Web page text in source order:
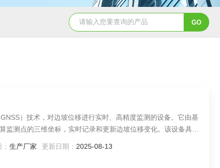
TH-LD1雷电预警监测站 TH-GS6管式土
）技术，对边坡位移进行实时、高精度监测的设备。它由基
监测点的三维坐标，实时记录和更新边坡位移变化。该设备具有
生产厂家 更新日期： 2025-08-13